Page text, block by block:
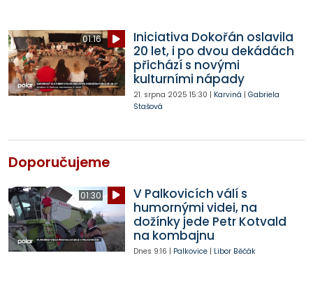
01:16
Iniciativa Dokořán oslavila
20 let, i po dvou dekádách
přichází s novými
kulturními nápady
21. srpna 2025 15:30 | Karviná | Gabriela
Stašová
Doporučujeme
01:30
V Palkovicích válí s
humornými videi, na
dožínky jede Petr Kotvald
na kombajnu
Dnes 9:16 | Palkovice| Libor Běčák